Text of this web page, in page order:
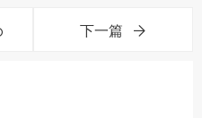
下一篇